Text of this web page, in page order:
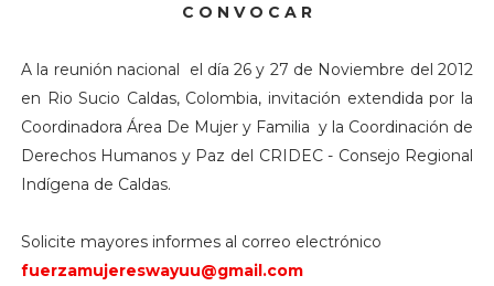
C O N V O C A R
A la reunión nacional el día 26 y 27 de Noviembre del 2012
en Rio Sucio Caldas, Colombia, invitación extendida por la
Coordinadora Área De Mujer y Familia y la Coordinación de
Derechos Humanos y Paz del CRIDEC - Consejo Regional
Indígena de Caldas.
Solicite mayores informes al correo electrónico
fuerzamujereswayuu@gmail.com